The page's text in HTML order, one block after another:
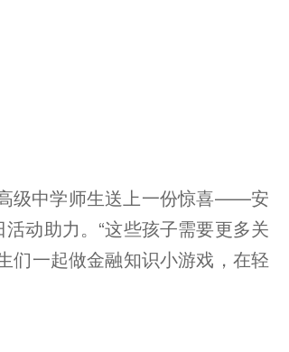
级中学师生送上一份惊喜——安
动助力。“这些孩子需要更多关
们一起做金融知识小游戏，在轻